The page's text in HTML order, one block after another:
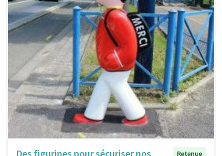
Des figurines pour sécuriser nos
Retenue